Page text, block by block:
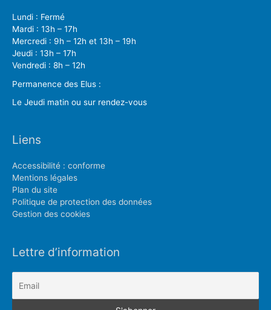
Lundi : Fermé
Mardi : 13h – 17h
Mercredi : 9h – 12h et 13h – 19h
Jeudi : 13h – 17h
Vendredi : 8h – 12h
Permanence des Elus :
Le Jeudi matin ou sur rendez-vous
Liens
Accessibilité : conforme
Mentions légales
Plan du site
Politique de protection des données
Gestion des cookies
Lettre d’information